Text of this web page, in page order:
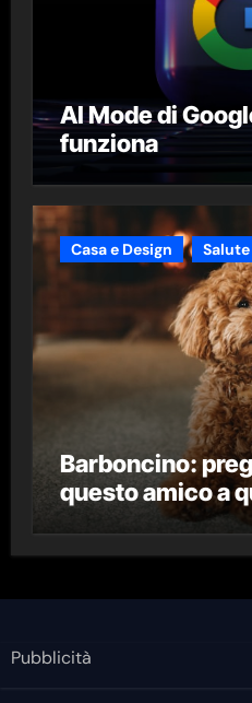
AI Mode di
funziona
Casa e Design Salute
Barboncino:
questo amico a
Pubblicità